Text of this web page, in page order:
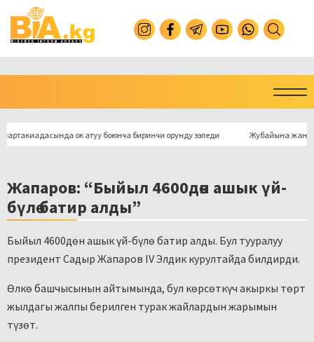
ок атуу боюнча биринчи орунду ээледи Жубайына жана жашы
Жапаров: “Быйыл 4600дөн ашык үй-
бүлө батир алды”
Быйыл 4600дөн ашык үй-бүлө батир алды. Бул тууралуу
президент Садыр Жапаров IV Элдик курултайда билдирди.
Өлкө башчысынын айтымында, бул көрсөткүч акыркы төрт
жылдагы жалпы берилген турак жайлардын жарымын
түзөт.